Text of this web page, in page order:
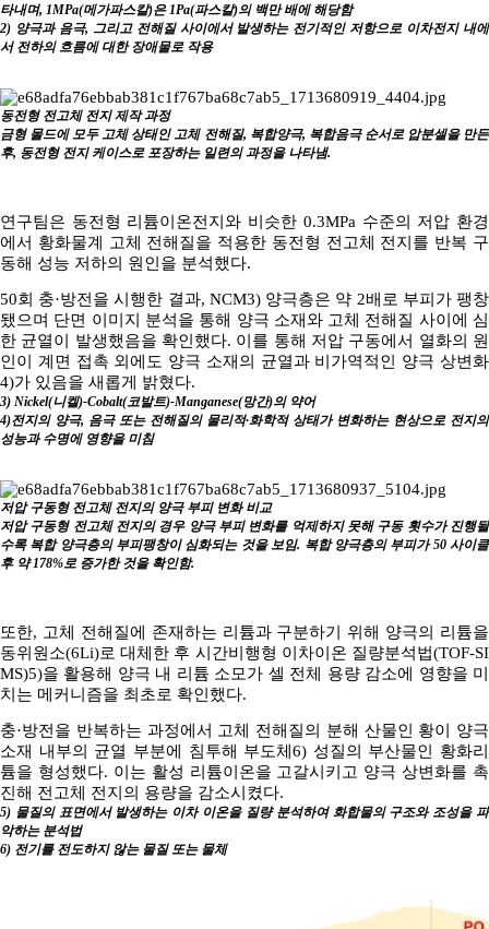
타내며, 1MPa(메가파스칼)은 1Pa(파스칼)의 백만 배에 해당함
2) 양극과 음극, 그리고 전해질 사이에서 발생하는 전기적인 저항으로 이차전지 내에
서 전하의 흐름에 대한 장애물로 작용
동전형 전고체 전지 제작 과정
금형 몰드에 모두 고체 상태인 고체 전해질, 복합양극, 복합음극 순서로 압분셀을 만든
후, 동전형 전지 케이스로 포장하는 일련의 과정을 나타냄.
연구팀은 동전형 리튬이온전지와 비슷한 0.3MPa 수준의 저압 환경
에서 황화물계 고체 전해질을 적용한 동전형 전고체 전지를 반복 구
동해 성능 저하의 원인을 분석했다.
50회 충·방전을 시행한 결과, NCM3) 양극층은 약 2배로 부피가 팽창
됐으며 단면 이미지 분석을 통해 양극 소재와 고체 전해질 사이에 심
한 균열이 발생했음을 확인했다. 이를 통해 저압 구동에서 열화의 원
인이 계면 접촉 외에도 양극 소재의 균열과 비가역적인 양극 상변화
4)가 있음을 새롭게 밝혔다.
3) Nickel(니켈)-Cobalt(코발트)-Manganese(망간)의 약어
4)전지의 양극, 음극 또는 전해질의 물리적·화학적 상태가 변화하는 현상으로 전지의
성능과 수명에 영향을 미침
저압 구동형 전고체 전지의 양극 부피 변화 비교
저압 구동형 전고체 전지의 경우 양극 부피 변화를 억제하지 못해 구동 횟수가 진행될
수록 복합 양극층의 부피팽창이 심화되는 것을 보임. 복합 양극층의 부피가 50 사이클
후 약 178%로 증가한 것을 확인함.
또한, 고체 전해질에 존재하는 리튬과 구분하기 위해 양극의 리튬을
동위원소(6Li)로 대체한 후 시간비행형 이차이온 질량분석법(TOF-SI
MS)5)을 활용해 양극 내 리튬 소모가 셀 전체 용량 감소에 영향을 미
치는 메커니즘을 최초로 확인했다.
충·방전을 반복하는 과정에서 고체 전해질의 분해 산물인 황이 양극
소재 내부의 균열 부분에 침투해 부도체6) 성질의 부산물인 황화리
튬을 형성했다. 이는 활성 리튬이온을 고갈시키고 양극 상변화를 촉
진해 전고체 전지의 용량을 감소시켰다.
5) 물질의 표면에서 발생하는 이차 이온을 질량 분석하여 화합물의 구조와 조성을 파
악하는 분석법
6) 전기를 전도하지 않는 물질 또는 물체